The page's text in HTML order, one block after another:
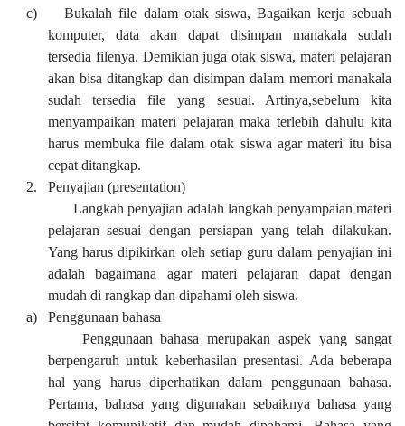
c)
Bukalah file dalam otak siswa, Bagaikan kerja sebuah
komputer, data akan dapat disimpan manakala sudah
tersedia filenya. Demikian juga otak siswa, materi pelajaran
akan bisa ditangkap dan disimpan dalam memori manakala
sudah tersedia file yang sesuai. Artinya,sebelum kita
menyampaikan materi pelajaran maka terlebih dahulu kita
harus membuka file dalam otak siswa agar materi itu bisa
cepat ditangkap.
2.
Penyajian (presentation)
Langkah penyajian adalah langkah penyampaian materi
pelajaran sesuai dengan persiapan yang telah dilakukan.
Yang harus dipikirkan oleh setiap guru dalam penyajian ini
adalah bagaimana agar materi pelajaran dapat dengan
mudah di rangkap dan dipahami oleh siswa.
a)
Penggunaan bahasa
Penggunaan bahasa merupakan aspek yang sangat
berpengaruh untuk keberhasilan presentasi. Ada beberapa
hal yang harus diperhatikan dalam penggunaan bahasa.
Pertama, bahasa yang digunakan sebaiknya bahasa yang